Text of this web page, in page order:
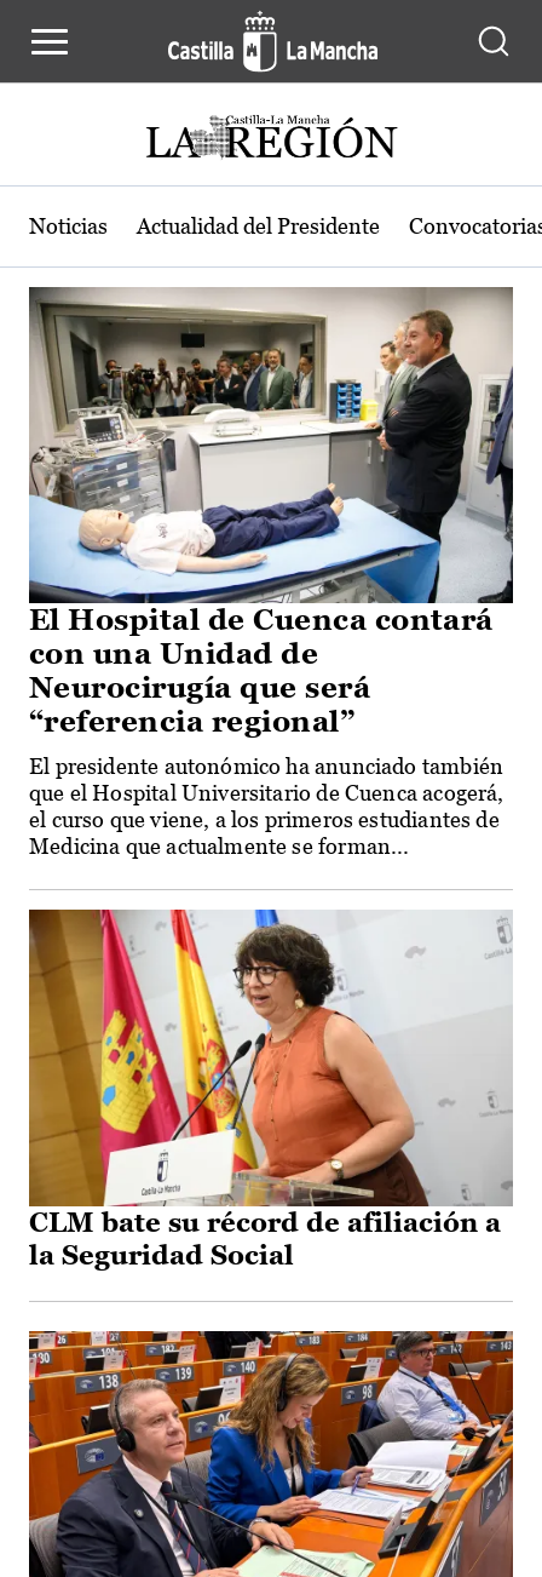
Actualidad de la región de Castilla-
Noticias Actualidad del Presidente
El Hospital de Cuenca contará
con una Unidad de
Neurocirugía que será
“referencia regional”
El presidente autonómico ha anunciado también
que el Hospital Universitario de Cuenca acogerá,
el curso que viene, a los primeros estudiantes de
Medicina que actualmente se forman...
CLM bate su récord de afiliación a
la Seguridad Social